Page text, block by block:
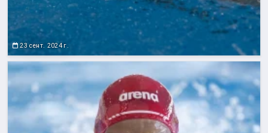
23 сент. 2024 г.